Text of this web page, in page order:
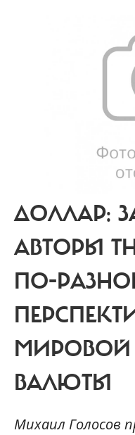
ДОЛЛАР:
АВТОРЫ
ПО-
МИРОВОЙ
ВАЛЮТЫ
Михаил Голосов